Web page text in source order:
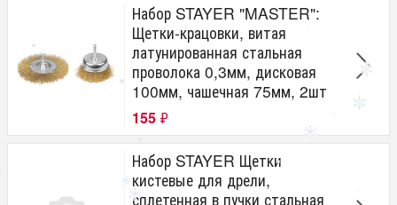
Набор STAYER "MASTER":
Щетки-крацовки, витая
латунированная стальная
проволока 0,3мм, дисковая
100мм, чашечная 75мм, 2шт
155 ₽
Набор STAYER Щетки
кистевые для дрели,
сплетенная в пучки стальная